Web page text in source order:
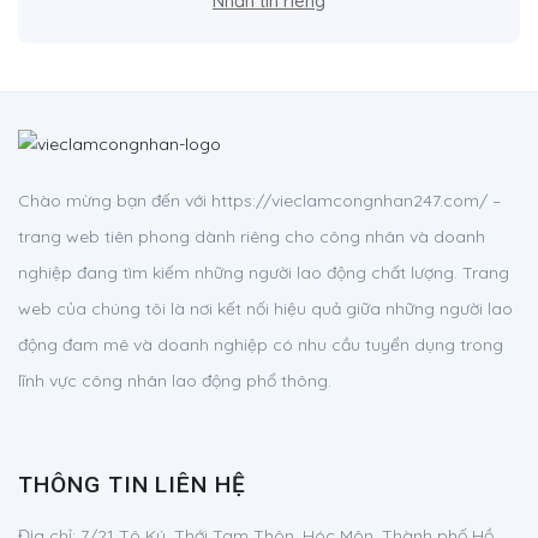
Chào mừng bạn đến với https://vieclamcongnhan247.com/ –
trang web tiên phong dành riêng cho công nhân và doanh
nghiệp đang tìm kiếm những người lao động chất lượng. Trang
web của chúng tôi là nơi kết nối hiệu quả giữa những người lao
động đam mê và doanh nghiệp có nhu cầu tuyển dụng trong
lĩnh vực công nhân lao động phổ thông.
THÔNG TIN LIÊN HỆ